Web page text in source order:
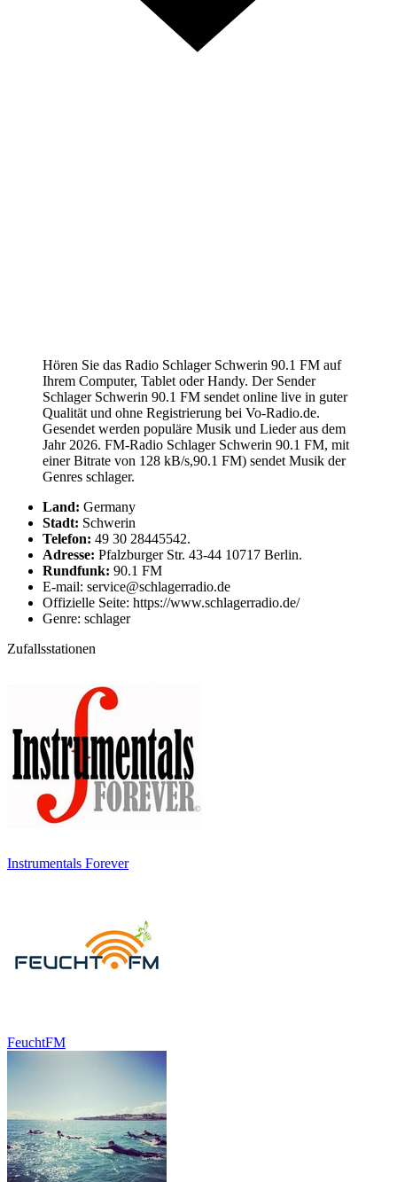
Hören Sie das Radio Schlager Schwerin 90.1 FM auf
Ihrem Computer, Tablet oder Handy. Der Sender
Schlager Schwerin 90.1 FM sendet online live in guter
Qualität und ohne Registrierung bei Vo-Radio.de.
Gesendet werden populäre Musik und Lieder aus dem
Jahr 2026. FM-Radio Schlager Schwerin 90.1 FM, mit
einer Bitrate von 128 kB/s,90.1 FM) sendet Musik der
Genres schlager.
Land: Germany
Stadt: Schwerin
Telefon: 49 30 28445542.
Adresse: Pfalzburger Str. 43-44 10717 Berlin.
Rundfunk: 90.1 FM
E-mail: service@schlagerradio.de
Offizielle Seite: https://www.schlagerradio.de/
Genre: schlager
Zufallsstationen
Instrumentals Forever
FeuchtFM